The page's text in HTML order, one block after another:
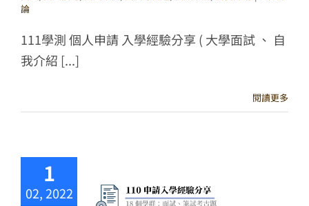
論
111學測 個人申請 入學經驗分享 ( 大學面試 、 自
我介紹 [...]
閱讀更多
1
02, 2022